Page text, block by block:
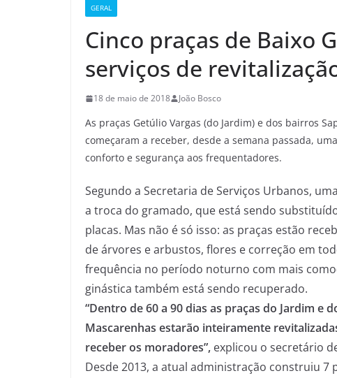
GERAL
Cinco praças de Baixo
serviços de
18 de maio de 2018 João Bosco
As praças Getúlio Vargas (do Jardim) e dos bairros
começaram a receber, desde a semana passada,
conforto e segurança aos frequentadores.
Segundo a Secretaria de Serviços Urbanos,
a troca do gramado, que está sendo
placas. Mas não é só isso: as praças estão
de árvores e arbustos, flores e correção em
frequência no período noturno com mais
ginástica também está sendo recuperado.
“Dentro de 60 a 90 dias as praças do Jardim e
Mascarenhas estarão inteiramente
receber os moradores”, explicou o secretário
Desde 2013, a atual administração construiu 7